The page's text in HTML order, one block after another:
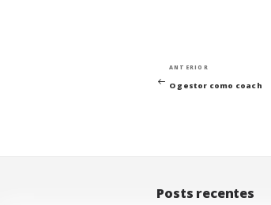
Post
anterior
ANTERIOR
O gestor como coach
Posts recentes